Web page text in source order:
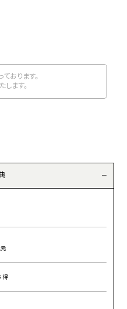
おります。
ます。
得